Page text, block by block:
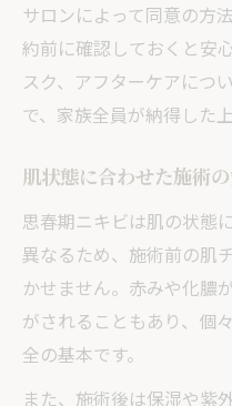
サロンによって同意の方
約前に確認しておくと安
スク、アフターケアにつ
で、家族全員が納得した
肌状態に合わせた施術
思春期ニキビは肌の状態
異なるため、施術前の肌
かせません。赤みや化膿
がされることもあり、個
全の基本です。
また、施術後は保湿や紫